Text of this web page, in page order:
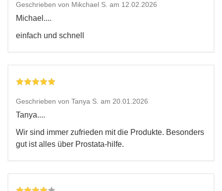
Geschrieben von Mikchael S. am 12.02.2026
Michael....
einfach und schnell
Geschrieben von Tanya S. am 20.01.2026
Tanya....
Wir sind immer zufrieden mit die Produkte. Besonders
gut ist alles über Prostata-hilfe.